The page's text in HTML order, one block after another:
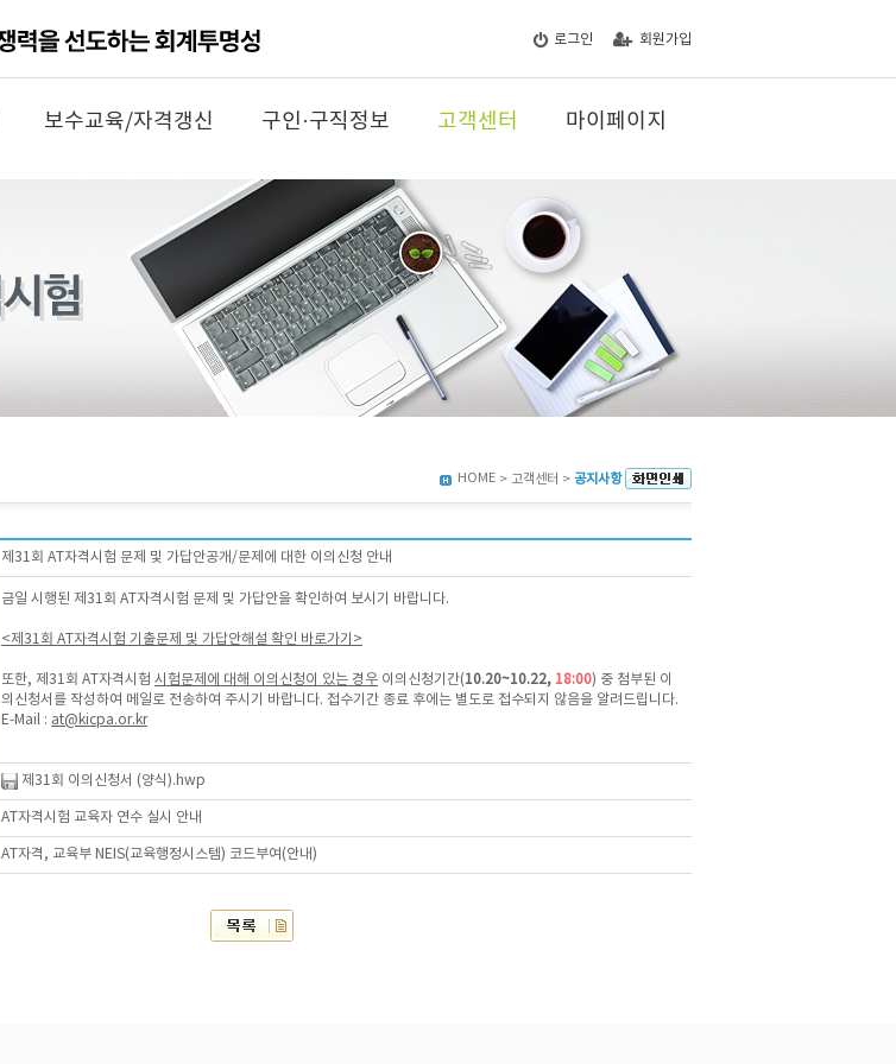
로그인 회원가입
보수교육/자격갱신 구인·구직정보 고객센터 마이페이지
HOME > 고객센터 > 공지사항
제31회 AT자격시험 문제 및 가답안공개/문제에 대한 이의신청 안내
금일 시행된 제31회 AT자격시험 문제 및 가답안을 확인하여 보시기 바랍니다.
<제31회 AT자격시험 기출문제 및 가답안해설 확인 바로가기>
또한, 제31회 AT자격시험 시험문제에 대해 이의신청이 있는 경우 이의신청기간(10.20~10.22, 18:00) 중 첨부된 이
의신청서를 작성하여 메일로 전송하여 주시기 바랍니다. 접수기간 종료 후에는 별도로 접수되지 않음을 알려드립니다.
E-Mail : at@kicpa.or.kr
제31회 이의신청서 (양식).hwp
AT자격시험 교육자 연수 실시 안내
AT자격, 교육부 NEIS(교육행정시스템) 코드부여(안내)